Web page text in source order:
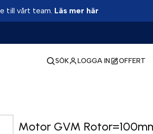
till vårt team. Läs mer här
SÖK LOGGA IN OFFERT
Motor GVM